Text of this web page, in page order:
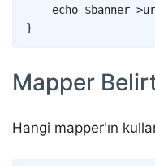
echo $banner->
}
Mapper
Hangi mapper'ın